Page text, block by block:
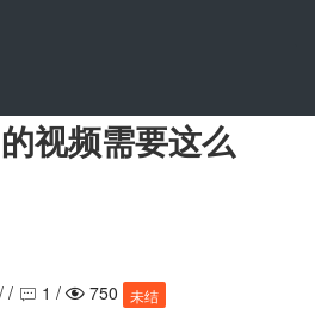
视频需要这么
/  1 /  750 未结